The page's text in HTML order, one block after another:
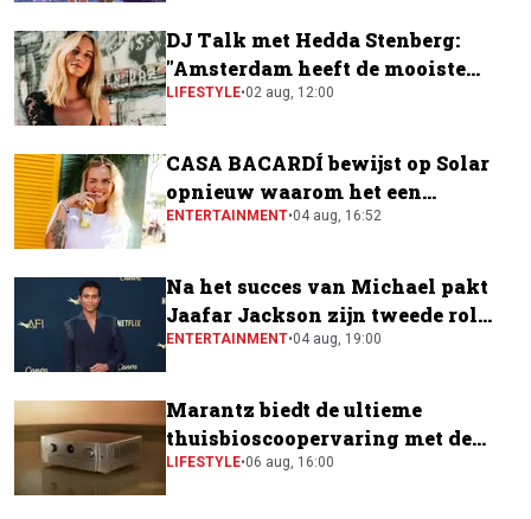
DJ Talk met Hedda Stenberg:
"Amsterdam heeft de mooiste
festivalscene van Europa"
LIFESTYLE•02 aug, 12:00
CASA BACARDÍ bewijst op Solar
opnieuw waarom het een
festivalfavoriet is
ENTERTAINMENT•04 aug, 16:52
Na het succes van Michael pakt
Jaafar Jackson zijn tweede rol
naast Will Smith
ENTERTAINMENT•04 aug, 19:00
Marantz biedt de ultieme
thuisbioscoopervaring met de
CINEMA Series 2
LIFESTYLE•06 aug, 16:00